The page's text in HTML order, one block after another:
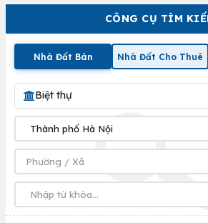
CÔNG CỤ TÌM
Nhà Đất Bán Nhà Đất Cho Thuê
Biệt thự